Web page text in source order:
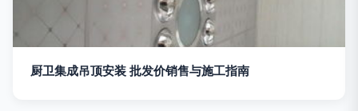
厨卫集成吊顶安装 批发价销售与施工指南